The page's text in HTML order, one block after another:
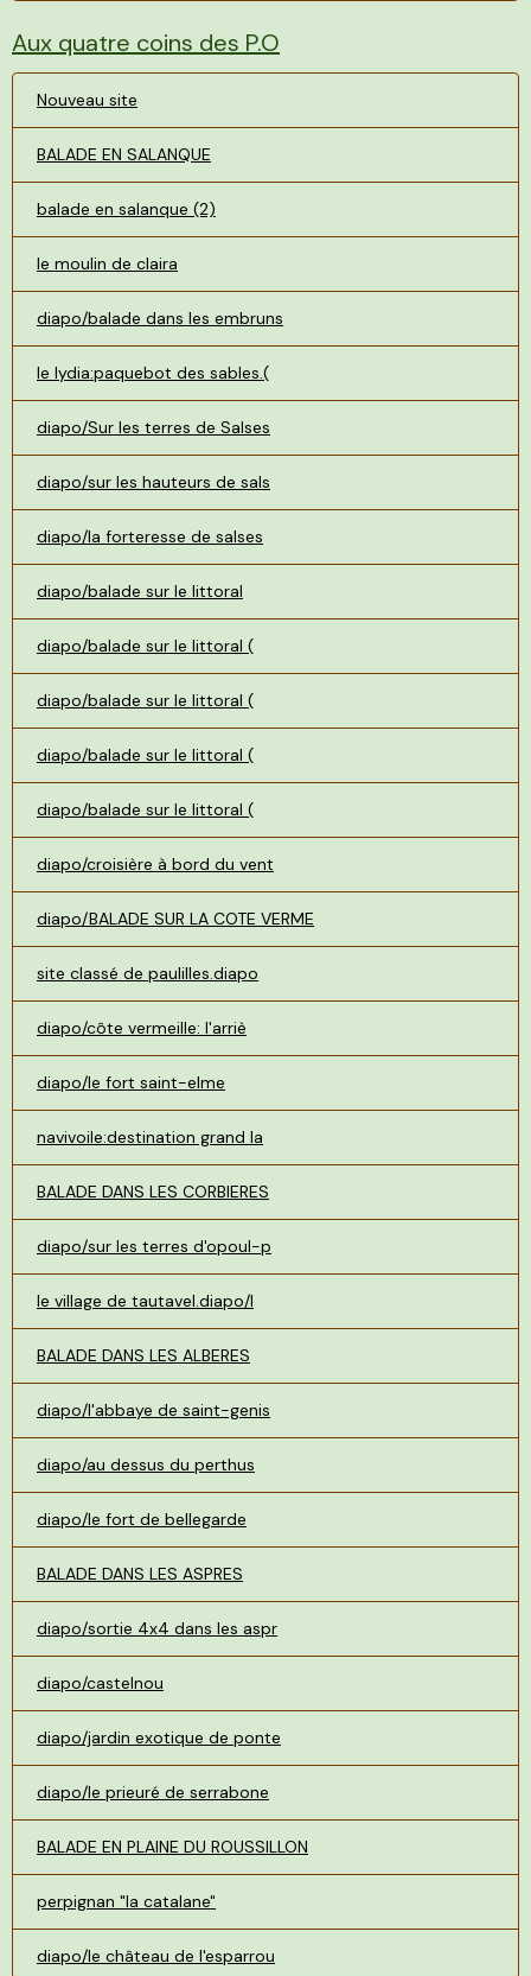
Aux quatre coins des P.O
Nouveau site
BALADE EN SALANQUE
balade en salanque (2)
le moulin de claira
diapo/balade dans les embruns
le lydia:paquebot des sables.(
diapo/Sur les terres de Salses
diapo/sur les hauteurs de sals
diapo/la forteresse de salses
diapo/balade sur le littoral
diapo/balade sur le littoral (
diapo/balade sur le littoral (
diapo/balade sur le littoral (
diapo/balade sur le littoral (
diapo/croisière à bord du vent
diapo/BALADE SUR LA COTE VERME
site classé de paulilles.diapo
diapo/côte vermeille: l'arriè
diapo/le fort saint-elme
navivoile:destination grand la
BALADE DANS LES CORBIERES
diapo/sur les terres d'opoul-p
le village de tautavel.diapo/l
BALADE DANS LES ALBERES
diapo/l'abbaye de saint-genis
diapo/au dessus du perthus
diapo/le fort de bellegarde
BALADE DANS LES ASPRES
diapo/sortie 4x4 dans les aspr
diapo/castelnou
diapo/jardin exotique de ponte
diapo/le prieuré de serrabone
BALADE EN PLAINE DU ROUSSILLON
perpignan "la catalane"
diapo/le château de l'esparrou